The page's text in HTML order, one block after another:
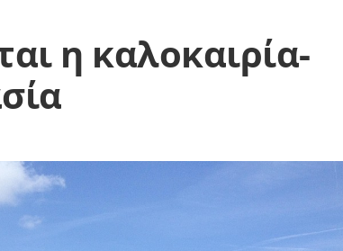
η καλοκαιρία-